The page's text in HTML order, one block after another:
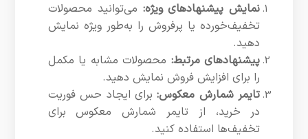
نمایش پیشنهادهای ویژه: می‌توانید محصولات
تخفیف‌خورده یا پرفروش را به‌طور ویژه نمایش
دهید.
پیشنهادهای مرتبط: محصولات مشابه یا مکمل
را برای افزایش فروش نمایش دهید.
تایمر شمارش معکوس:برای ایجاد حس فوریت
در خرید، از تایمر شمارش معکوس برای
تخفیف‌ها استفاده کنید.